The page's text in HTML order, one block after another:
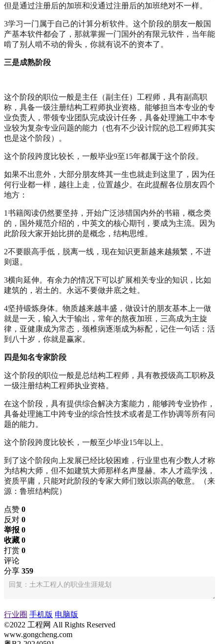
但是通过注册后的加班和没通过注册后的加班绝对不一样。
3学习一门属于自己的计算分析软件。这个阶段的朋友一般国
产基本软件都会了，那就掌握一门国外的有限元软件，当年能
啃了别人啃不动的骨头，你就有说不的资本了。
三是成熟阶段
这个阶段的职位一般是主任（副主任）工程师，具有副高职
称，具备一级注册结构工程师执业资格。能够担当本专业的专
业负责人，带领专业团队完成设计任务，具备处理施工中本专
业较为复杂专业问题的能力（也有不少设计院的总工程师其实
也是这个阶段）。
这个阶段跨度比较长，一般毕业9至15年都属于这个阶段。
如果不出意外，大部分朋友终其一生也就走到这里了，因为任
何行业都一样，越往上走，位置越少。在此提醒各位朋友四个
地方：
1书籍阅读仍然要坚持，开始广泛涉猎国内外的书籍，概念类
的，国外规范介绍的，中英文的核心期刊，要成为主流。因为
此阶段大家开始比拼的是概念，结构思维。
2不要眼高手低，脱离一线，现在知识更新越来越频繁，不进
则退。
3横向延伸。有余力的情况下可以扩展相关专业的知识，比如
建筑的，岩土的。永远不要做井底之蛙。
4坚持锻炼身体。物质越来越丰盛，做设计的朋友基本上一做
就是一天，输入大于输出，常年的熬夜加班，三高成为主旋
律，亚健康成为常态，颈椎病逐渐成为标配，记住一句话：活
到八十岁，你就是赢家。
四是知名专家阶段
这个阶段的职位一般是总结构工程师，具有教授级高工职称及
一级注册结构工程师执业资格。
在这个阶段，具有提供综合解决方案能力，能够跨专业协作，
具备处理施工中跨专业的综合性技术或者是工作协调等所有问
题的能力。
这个阶段跨度比较长，一般至少毕业15年以上。
到了这个阶段向上发展已经比较困难，行业里也有少数人才称
为结构大师，但不如建筑大师那样名声显赫。本人才疏学浅，
资质平庸，只能对此阶段的专家大师们致以崇高的敬意。（来
源：鲁班结构院）
点赞 0
反对 0
举报 0
收藏 0
打赏 0
评论
分享 359
行业圈 手机版 电脑版
©2022 工程网 All Rights Reserved
www.gongcheng.com